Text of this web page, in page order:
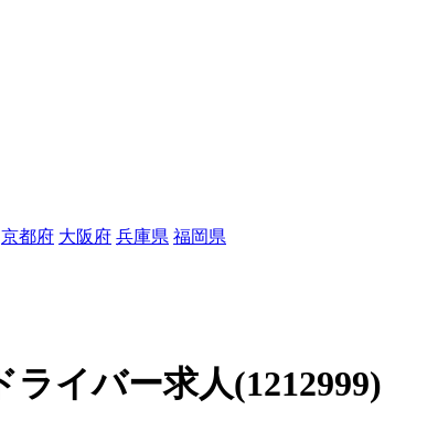
京都府 大阪府 兵庫県 福岡県
イバー求人(1212999)